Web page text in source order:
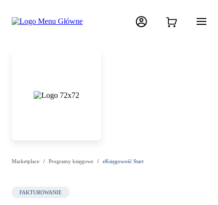
Marketplace Programy księgowe eKsięgowość Start
FAKTUROWANIE